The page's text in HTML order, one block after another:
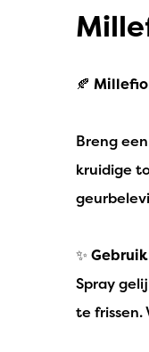
🍂
Breng
kruidige
✨
Spray
te frissen.